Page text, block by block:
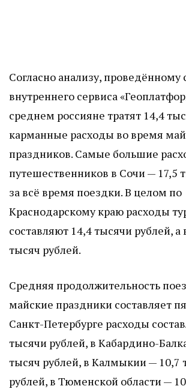
Согласно анализу,
внутреннего сервиса
среднем россияне тратят 14,4
карманные расходы во время
праздников. Самые большие
путешественников в Сочи — 17,5
за всё время поездки. В целом по
Краснодарскому краю расходы
составляют 14,4 тысячи рублей,
тысяч рублей.
Средняя продолжительность
майские праздники составляет
Санкт-Петербурге расходы
тысячи рублей, в Кабардино-
тысяч рублей, в Калмыкии — 10,7
рублей, в Тюменской области —